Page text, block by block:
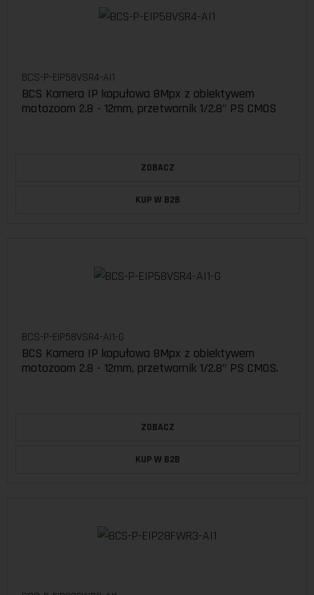
BCS-P-EIP58VSR4-AI1
BCS Kamera IP kopułowa 8Mpx z obiektywem
motozoom 2.8 - 12mm, przetwornik 1/2.8" PS CMOS
ZOBACZ
KUP W B2B
BCS-P-EIP58VSR4-AI1-G
BCS Kamera IP kopułowa 8Mpx z obiektywem
motozoom 2.8 - 12mm, przetwornik 1/2.8" PS CMOS.
ZOBACZ
KUP W B2B